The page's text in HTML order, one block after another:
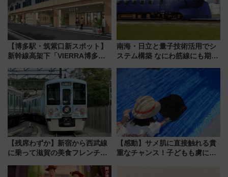
【博多駅・筑紫口新スポット】
新幹線高架下「VIERRA博多テ
など注目の全6店舗 「博多活憩
通り」も一新
南海・日立と量子技術活用でシ
ステム構築 なにわ筋線にも期待
【残席わずか】新宿から西武線
に乗って滋賀の美食フレンチを
「52席の至福」で味わう近江牛
【感動】サメ肌に直接触れる貴
重なチャンス！子どもも虜にな